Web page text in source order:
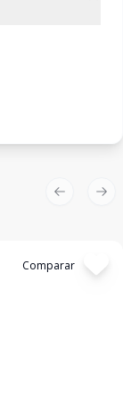
Comparar
Previous